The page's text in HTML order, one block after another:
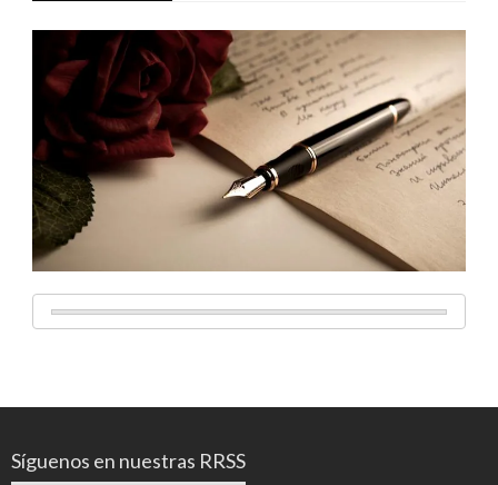
Síguenos en nuestras RRSS